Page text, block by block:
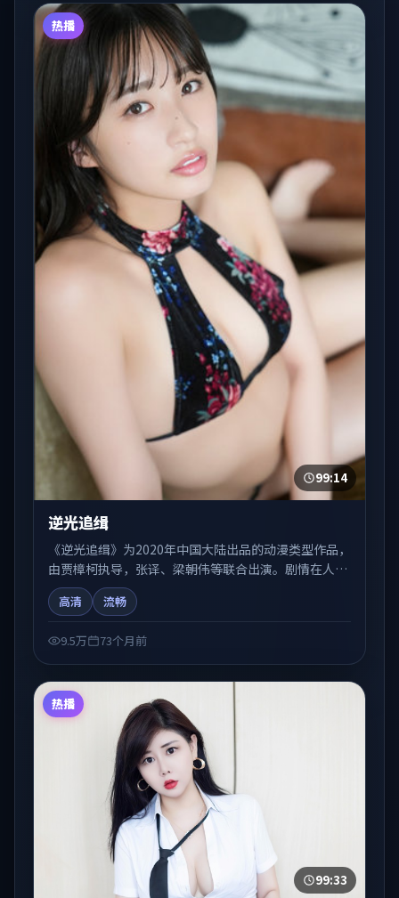
热播
99:14
逆光追缉
《逆光追缉》为2020年中国大陆出品的动漫类型作品，
由贾樟柯执导，张译、梁朝伟等联合出演。剧情在人物
弧光与节奏推进中展开，兼具叙事张力与视听质感。适
合关注国产在线观看、热播国产剧与院线佳片的观众收
高清 流畅
9.5万 73个月前
热播
99:33